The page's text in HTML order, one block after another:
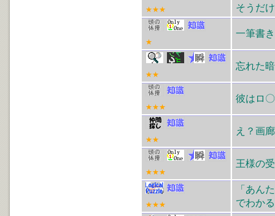
★★★
そうだ
★
一筆書
★★
忘れた
★★★
彼はロ
★★
え？画
★★★
王様の
★★★
「あん
でわか